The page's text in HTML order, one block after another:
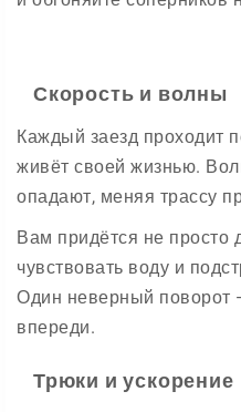
Скорость и волны
Каждый заезд проходит
живёт своей жизнью.
опадают, меняя трассу
Вам придётся не просто
чувствовать воду и
Один неверный поворот
впереди.
Трюки и ускорение